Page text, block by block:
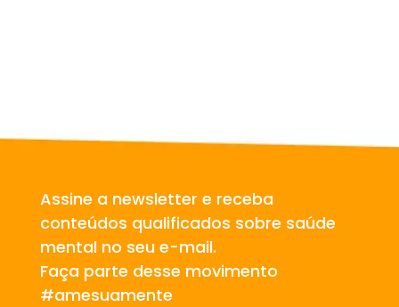
Assine a newsletter e receba
conteúdos qualificados sobre saúde
mental no seu e-mail.
Faça parte desse movimento
#amesuamente